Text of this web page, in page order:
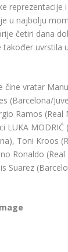
reprezentacije
u najbolju
četiri dana
također uvrstila
čine vratar
(Barcelona/
Ramos (Real
LUKA MODRIĆ
Toni Kroos
Ronaldo
Suarez